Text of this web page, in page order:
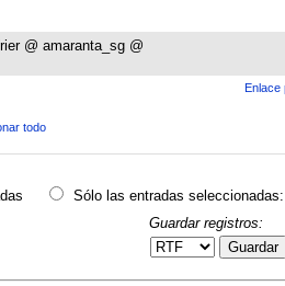
@ amaranta_sg @
Enlace
todo
Sólo las entradas seleccionadas:
Guardar registros:
Guardar